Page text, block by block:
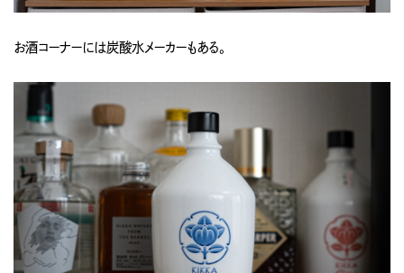
お酒コーナーには炭酸水メーカーもある。